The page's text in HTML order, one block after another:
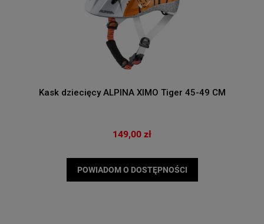
Kask dziecięcy ALPINA XIMO Tiger 45-49 CM
149,00 zł
POWIADOM O DOSTĘPNOŚCI